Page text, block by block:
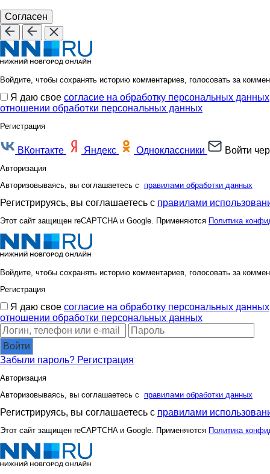
Согласен
Войдите, чтобы сохранять историю комментариев, голосовать за
Я даю свое согласие на обработку персональных данных
отношении обработки персональных данных
Регистрация
ВКонтакте Яндекс Одноклассники Войти
Авторизация
Авторизовываясь, вы соглашаетесь с правилами обработки данных
Регистрируясь, вы соглашаетесь с правилами
Этот сайт защищен reCAPTCHA и Google. Применяются Политика
Войдите, чтобы сохранять историю комментариев, голосовать за
Регистрация
Я даю свое согласие на обработку персональных данных
отношении обработки персональных данных
Войти
Забыли пароль? Регистрация
Авторизация
Авторизовываясь, вы соглашаетесь с правилами обработки данных
Регистрируясь, вы соглашаетесь с правилами
Этот сайт защищен reCAPTCHA и Google. Применяются Политика